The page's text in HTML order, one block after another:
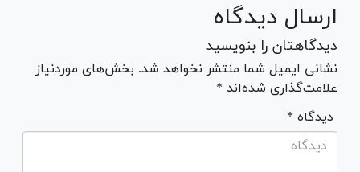
ارسال دیدگاه
دیدگاهتان را بنویسید
نشانی ایمیل شما منتشر نخواهد شد. بخش‌های موردنیاز
علامت‌گذاری شده‌اند *
* دیدگاه